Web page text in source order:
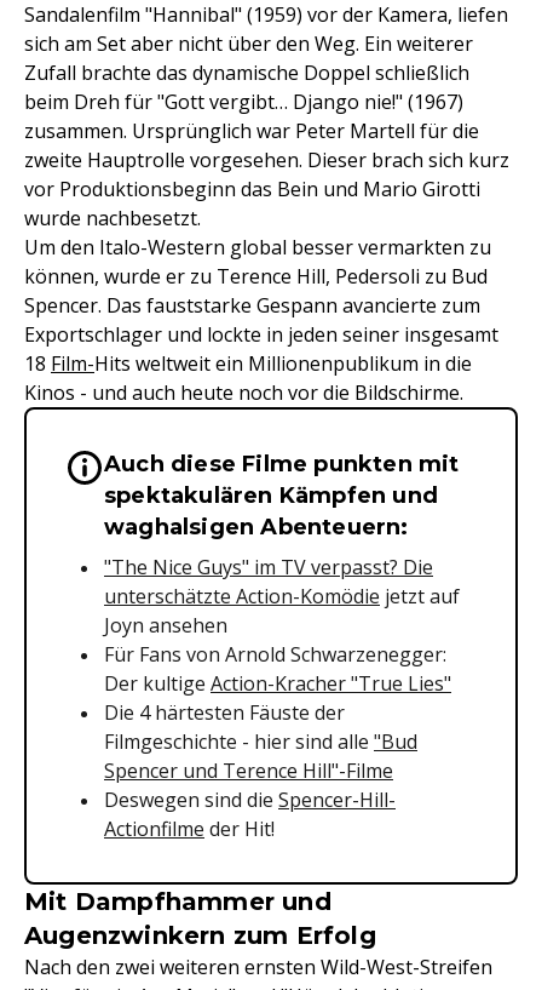
Sandalenfilm "Hannibal" (1959) vor der Kamera, liefen
sich am Set aber nicht über den Weg. Ein weiterer
Zufall brachte das dynamische Doppel schließlich
beim Dreh für "Gott vergibt… Django nie!" (1967)
zusammen. Ursprünglich war Peter Martell für die
zweite Hauptrolle vorgesehen. Dieser brach sich kurz
vor Produktionsbeginn das Bein und Mario Girotti
wurde nachbesetzt.
Um den Italo-Western global besser vermarkten zu
können, wurde er zu Terence Hill, Pedersoli zu Bud
Spencer. Das fauststarke Gespann avancierte zum
Exportschlager und lockte in jeden seiner insgesamt
18 Film-Hits weltweit ein Millionenpublikum in die
Kinos - und auch heute noch vor die Bildschirme.
Wichtige Hinweise &
Auch diese Filme punkten mit
spektakulären Kämpfen und
waghalsigen Abenteuern:
"The Nice Guys" im TV verpasst? Die
unterschätzte Action-Komödie jetzt auf
Joyn ansehen
Für Fans von Arnold Schwarzenegger:
Der kultige Action-Kracher "True Lies"
Die 4 härtesten Fäuste der
Filmgeschichte - hier sind alle "Bud
Spencer und Terence Hill"-Filme
Deswegen sind die Spencer-Hill-
Actionfilme der Hit!
Mit Dampfhammer und
Augenzwinkern zum Erfolg
Nach den zwei weiteren ernsten Wild-West-Streifen